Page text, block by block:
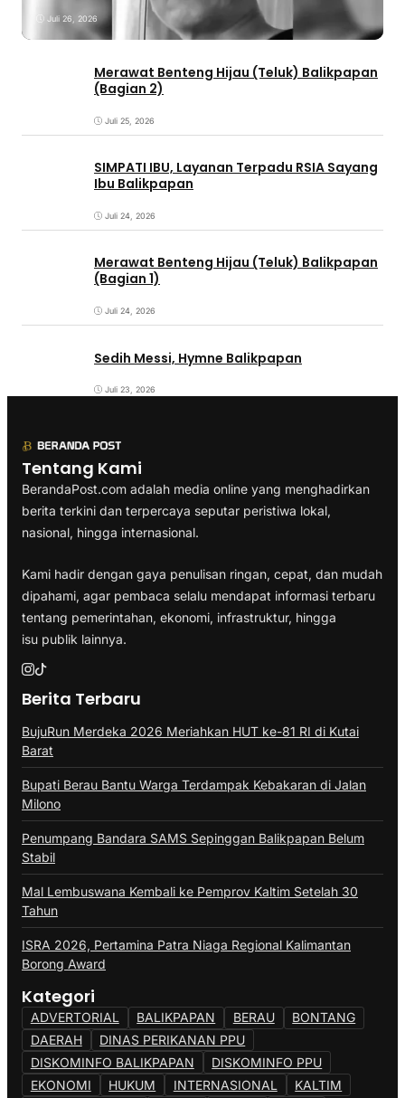
Juli 26, 2026
Merawat Benteng Hijau (Teluk) Balikpapan
(Bagian 2)
Juli 25, 2026
SIMPATI IBU, Layanan Terpadu RSIA Sayang
Ibu Balikpapan
Juli 24, 2026
Merawat Benteng Hijau (Teluk) Balikpapan
(Bagian 1)
Juli 24, 2026
Sedih Messi, Hymne Balikpapan
Juli 23, 2026
Tentang Kami
BerandaPost.com adalah media online yang menghadirkan
berita terkini dan terpercaya seputar peristiwa lokal,
nasional, hingga internasional.
Kami hadir dengan gaya penulisan ringan, cepat, dan mudah
dipahami, agar pembaca selalu mendapat informasi terbaru
tentang pemerintahan, ekonomi, infrastruktur, hingga
isu publik lainnya.
Berita Terbaru
BujuRun Merdeka 2026 Meriahkan HUT ke-81 RI di Kutai
Barat
Bupati Berau Bantu Warga Terdampak Kebakaran di Jalan
Milono
Penumpang Bandara SAMS Sepinggan Balikpapan Belum
Stabil
Mal Lembuswana Kembali ke Pemprov Kaltim Setelah 30
Tahun
ISRA 2026, Pertamina Patra Niaga Regional Kalimantan
Borong Award
Kategori
ADVERTORIAL BALIKPAPAN BERAU
BONTANG
DAERAH
DINAS PERIKANAN PPU
DISKOMINFO BALIKPAPAN
DISKOMINFO PPU
EKONOMI
HUKUM INTERNASIONAL KALTIM